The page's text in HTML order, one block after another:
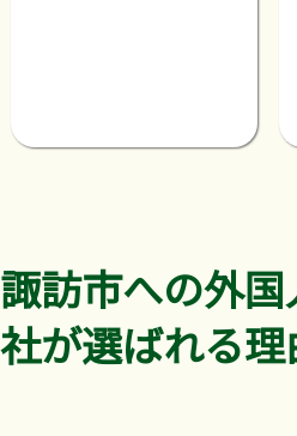
諏訪市への外
社が選ばれる理